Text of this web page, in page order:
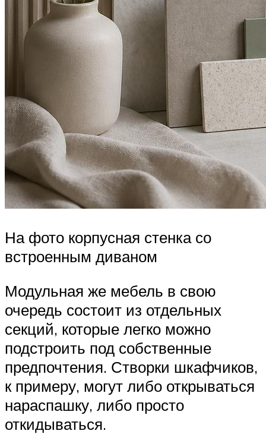
На фото корпусная стенка со
встроенным диваном
Модульная же мебель в свою
очередь состоит из отдельных
секций, которые легко можно
подстроить под собственные
предпочтения. Створки шкафчиков,
к примеру, могут либо открываться
нараспашку, либо просто
откидываться.